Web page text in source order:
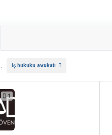
, iş hukuku avukatı
1